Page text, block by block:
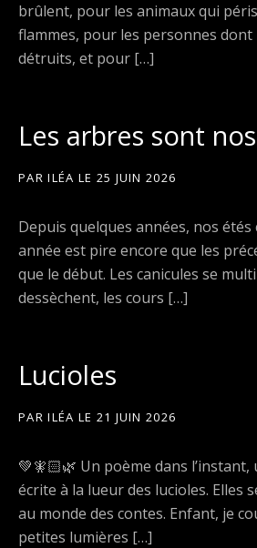
brûlent, pour les animaux qui
flammes, pour les personnes
détruits, et pour […]
Les arbres sont
PARILÉA LE 25 JUIN 2026
Depuis quelques années, nos étés
année est pire encore que les
que le début. Les canicules se
dessèchent, les cours […]
Lucioles
PARILÉA LE 21 JUIN 2026
💚🧚🏻🌿 Un poème dans
écrite à la lueur des lucioles. Elles
au monde des contes. Enfant, je
petites lumières […]